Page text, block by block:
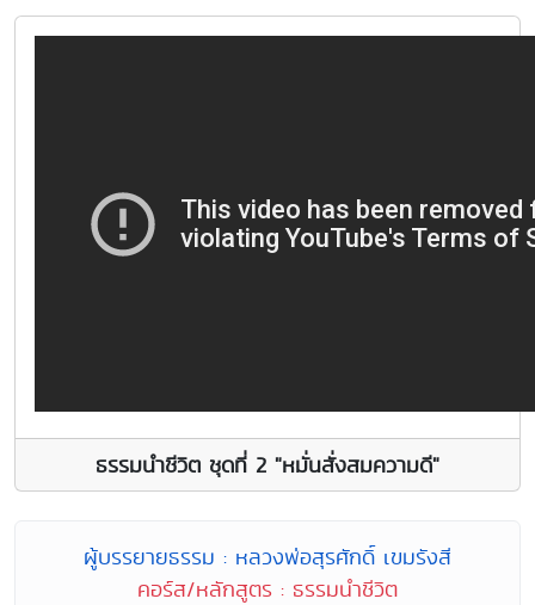
ธรรมนำชีวิต ชุดที่ 2 "หมั่นสั่งสมความดี"
ผู้บรรยายธรรม : หลวงพ่อสุรศักดิ์ เขมรังสี
คอร์ส/หลักสูตร : ธรรมนำชีวิต